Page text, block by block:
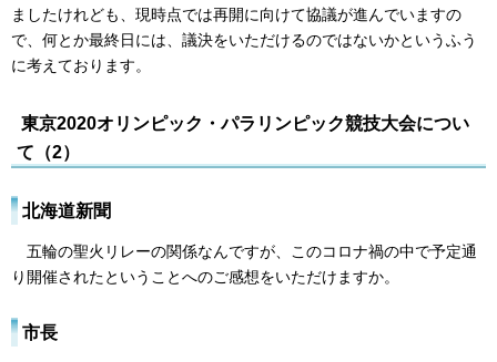
ましたけれども、現時点では再開に向けて協議が進んでいますの
で、何とか最終日には、議決をいただけるのではないかというふう
に考えております。
東京2020オリンピック・パラリンピック競技大会につい
て（2）
北海道新聞
五輪の聖火リレーの関係なんですが、このコロナ禍の中で予定通
り開催されたということへのご感想をいただけますか。
市長